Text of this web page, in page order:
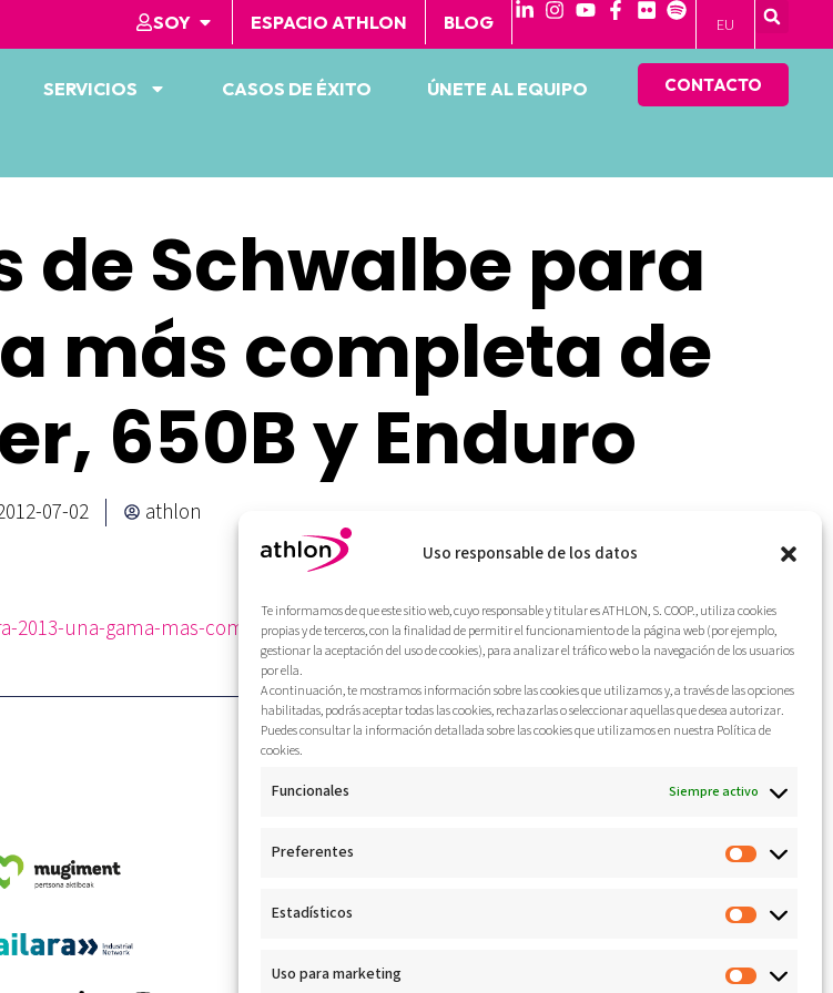
Uso responsable de los datos
Te informamos de que este sitio web, cuyo responsable y titular es ATHLON, S. COOP., utiliza cookies
propias y de terceros, con la finalidad de permitir el funcionamiento de la página web (por ejemplo,
gestionar la aceptación del uso de cookies), para analizar el tráfico web o la navegación de los usuarios
por ella.
A continuación, te mostramos información sobre las cookies que utilizamos y, a través de las opciones
habilitadas, podrás aceptar todas las cookies, rechazarlas o seleccionar aquellas que desea autorizar.
Puedes consultar la información detallada sobre las cookies que utilizamos en nuestra Política de
cookies.
Funcionales Siempre activo
Preferentes
Estadísticos
Uso para marketing
SOY ESPACIO ATHLON BLOG EU
SERVICIOS CASOS DE ÉXITO ÚNETE AL EQUIPO CONTACTO
de Schwalbe para
más completa de
650B y Enduro
07-02 athlon
una-gama-mas-completa-de-cubiertas-29er-650b-y-enduro